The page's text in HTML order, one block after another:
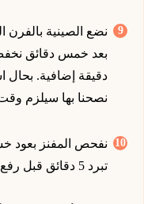
دقيقة إضافية. بحال
نصحنا بها سيلزم
نفحص المفنز بعود
تبرد 5 دقائق قبل رفع المفنز من الصينية و نتركها تبرد.